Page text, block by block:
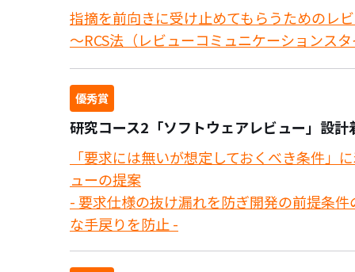
指摘を前向きに受け止めてもらうためのレ
～RCS法（レビューコミュニケーションス
優秀賞
研究コース2「ソフトウェアレビュー」設
「要求には無いが想定しておくべき条件」
ューの提案
- 要求仕様の抜け漏れを防ぎ開発の前提条
な手戻りを防止 -